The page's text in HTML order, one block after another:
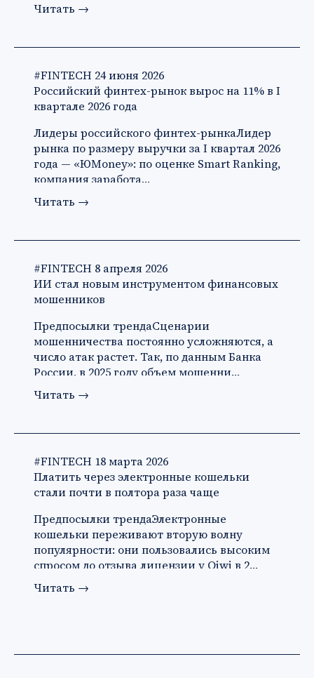
Читать →
#FINTECH 24 июня 2026
Российский финтех-рынок вырос на 11% в I
квартале 2026 года
Лидеры российского финтех-рынкаЛидер
рынка по размеру выручки за I квартал 2026
года — «ЮMoney»: по оценке Smart Ranking,
компания заработа…
Читать →
#FINTECH 8 апреля 2026
ИИ стал новым инструментом финансовых
мошенников
Предпосылки трендаСценарии
мошенничества постоянно усложняются, а
число атак растет. Так, по данным Банка
России, в 2025 году объем мошенни…
Читать →
#FINTECH 18 марта 2026
Платить через электронные кошельки
стали почти в полтора раза чаще
Предпосылки трендаЭлектронные
кошельки переживают вторую волну
популярности: они пользовались высоким
спросом до отзыва лицензии у Qiwi в 2…
Читать →